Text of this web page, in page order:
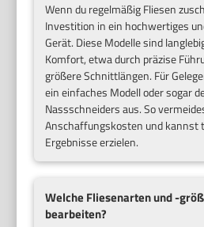
Wenn du regelmäßig Fliesen
Investition in ein hochwertiges
Gerät. Diese Modelle sind
Komfort, etwa durch präzise
größere Schnittlängen. Für
ein einfaches Modell oder sogar
Nassschneiders aus. So
Anschaffungskosten und kannst
Ergebnisse erzielen.
Welche Fliesenarten und -
bearbeiten?